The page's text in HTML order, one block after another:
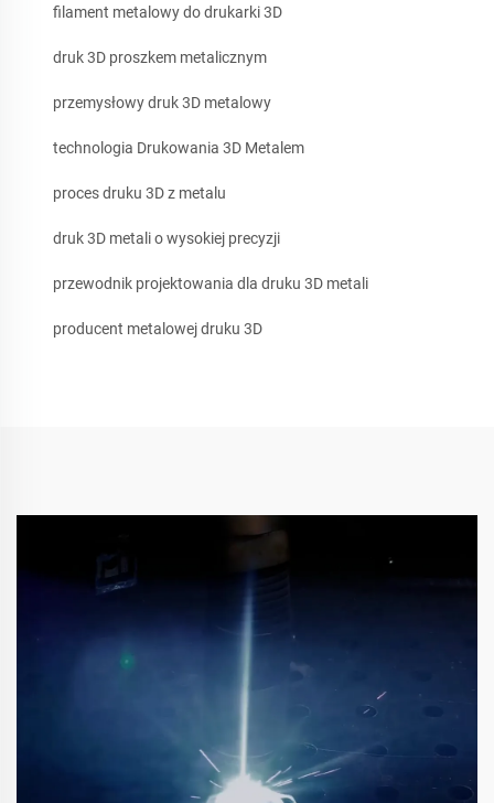
filament metalowy do drukarki 3D
druk 3D proszkem metalicznym
przemysłowy druk 3D metalowy
technologia Drukowania 3D Metalem
proces druku 3D z metalu
druk 3D metali o wysokiej precyzji
przewodnik projektowania dla druku 3D metali
producent metalowej druku 3D